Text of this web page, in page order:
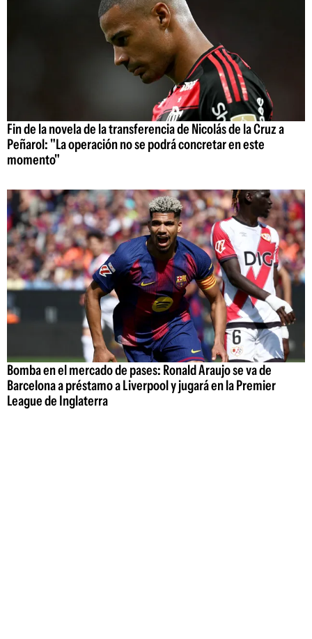
Fin de la novela de la transferencia de Nicolás de la Cruz a
Peñarol: "La operación no se podrá concretar en este
momento"
Bomba en el mercado de pases: Ronald Araujo se va de
Barcelona a préstamo a Liverpool y jugará en la Premier
League de Inglaterra